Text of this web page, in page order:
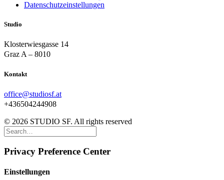
Datenschutzeinstellungen
Studio
Klosterwiesgasse 14
Graz A – 8010
Kontakt
office@studiosf.at
+436504244908
© 2026 STUDIO SF. All rights reserved
Privacy Preference Center
Einstellungen